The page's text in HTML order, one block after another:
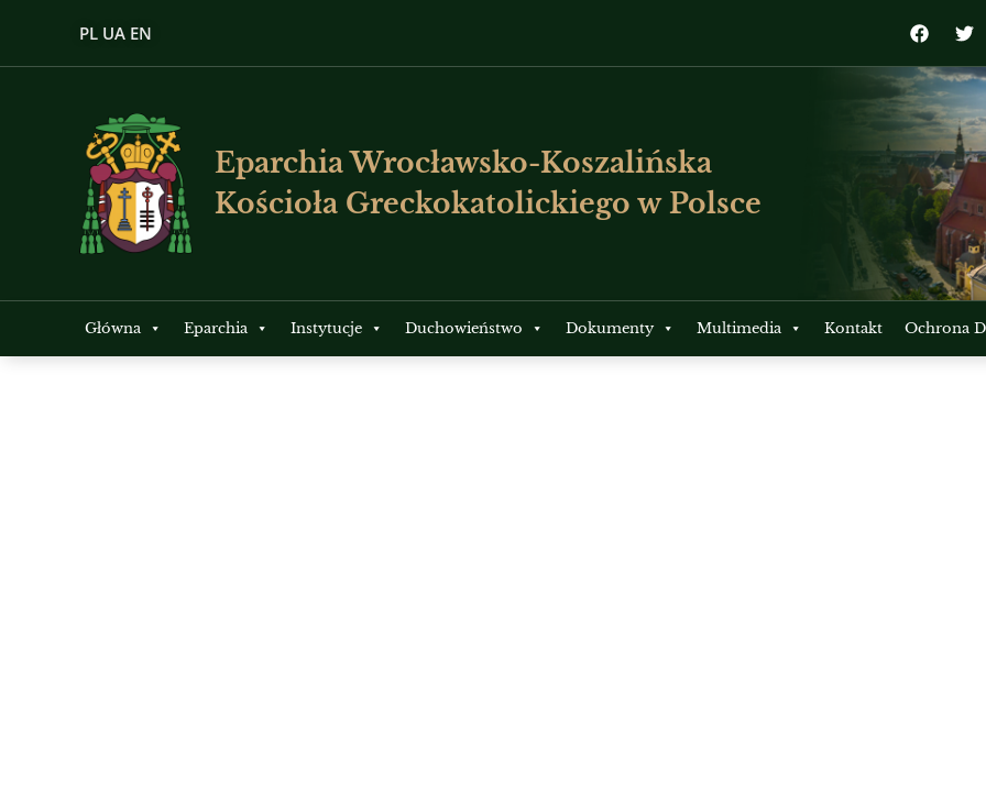
PL UA EN
Eparchia Wrocławsko-Koszalińska
Kościoła Greckokatolickiego w Polsce
Główna Eparchia Instytucje Duchowieństwo Dokumenty Multimedia Kontakt Ochrona